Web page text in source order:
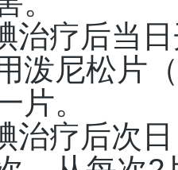
后当日
泼尼松片
片。
后次日